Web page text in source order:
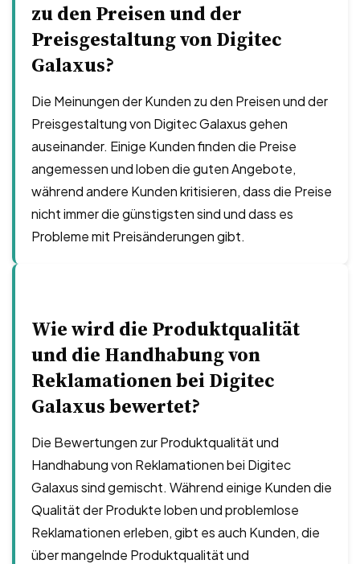
zu den Preisen und der
Preisgestaltung von Digitec
Galaxus?
Die Meinungen der Kunden zu den Preisen und der
Preisgestaltung von Digitec Galaxus gehen
auseinander. Einige Kunden finden die Preise
angemessen und loben die guten Angebote,
während andere Kunden kritisieren, dass die Preise
nicht immer die günstigsten sind und dass es
Probleme mit Preisänderungen gibt.
Wie wird die Produktqualität
und die Handhabung von
Reklamationen bei Digitec
Galaxus bewertet?
Die Bewertungen zur Produktqualität und
Handhabung von Reklamationen bei Digitec
Galaxus sind gemischt. Während einige Kunden die
Qualität der Produkte loben und problemlose
Reklamationen erleben, gibt es auch Kunden, die
über mangelnde Produktqualität und